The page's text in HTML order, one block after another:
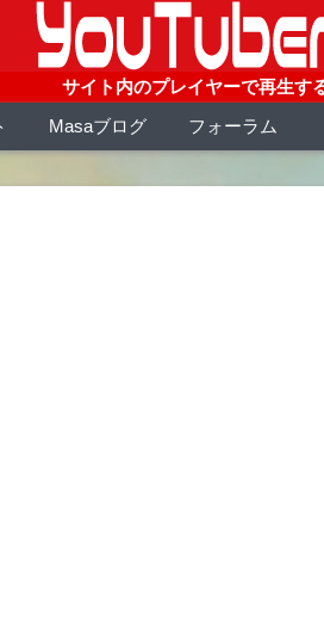
サイト内のプレイヤーで再生す
Masaブログ フォーラム